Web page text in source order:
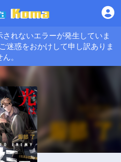
れないエラーが発生していま
迷惑をおかけして申し訳ありま
ん。